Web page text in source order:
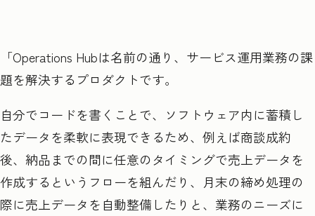
「Operations Hubは名前の通り、サービス運用業務の課
題を解決するプロダクトです。
自分でコードを書くことで、ソフトウェア内に蓄積し
たデータを柔軟に表現できるため、例えば商談成約
後、納品までの間に任意のタイミングで売上データを
作成するというフローを組んだり、月末の締め処理の
際に売上データを自動整備したりと、業務のニーズに